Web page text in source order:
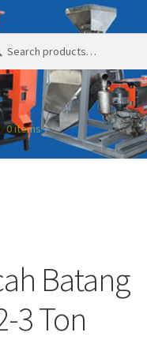
0 items
Batang
3 Ton